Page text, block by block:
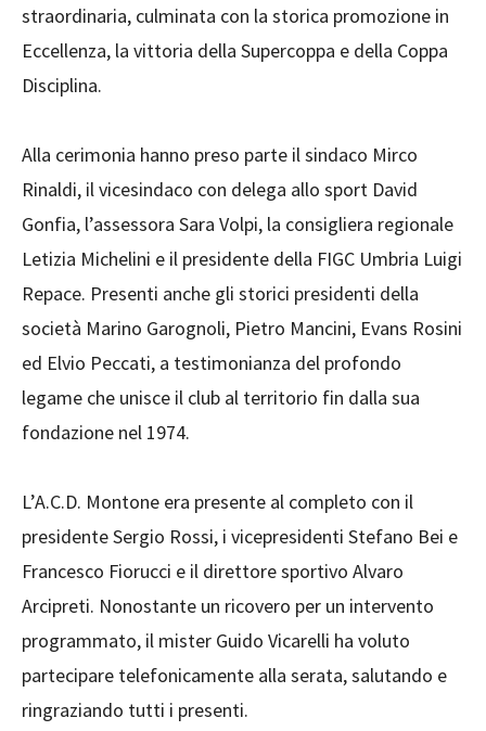
straordinaria, culminata con la storica promozione in
Eccellenza, la vittoria della Supercoppa e della Coppa
Disciplina.
Alla cerimonia hanno preso parte il sindaco Mirco
Rinaldi, il vicesindaco con delega allo sport David
Gonfia, l’assessora Sara Volpi, la consigliera regionale
Letizia Michelini e il presidente della FIGC Umbria Luigi
Repace. Presenti anche gli storici presidenti della
società Marino Garognoli, Pietro Mancini, Evans Rosini
ed Elvio Peccati, a testimonianza del profondo
legame che unisce il club al territorio fin dalla sua
fondazione nel 1974.
L’A.C.D. Montone era presente al completo con il
presidente Sergio Rossi, i vicepresidenti Stefano Bei e
Francesco Fiorucci e il direttore sportivo Alvaro
Arcipreti. Nonostante un ricovero per un intervento
programmato, il mister Guido Vicarelli ha voluto
partecipare telefonicamente alla serata, salutando e
ringraziando tutti i presenti.